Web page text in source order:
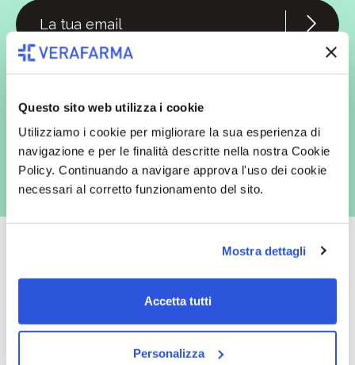
Questo sito web utilizza i cookie
Utilizziamo i cookie per migliorare la sua esperienza di
navigazione e per le finalità descritte nella nostra Cookie
Policy. Continuando a navigare approva l'uso dei cookie
necessari al corretto funzionamento del sito.
Mostra dettagli
Accetta tutti
Personalizza
In qualità di interessato, avendo letto l’informativa
marketing (con modalità telematiche - quali ad es. newsletter ed e-mail
es. posta cartacea)
Oltre 50.000 prodotti
Catalogo prodotti ampio e completo
per soddisfare tutte le esigenze.
Spedizione gratuita
Con un acquisto minimo di 29.90 €
Spedizioni in tutta Europa a 20€.